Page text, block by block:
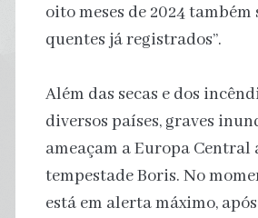
oito meses de 2024 também
quentes já registrados”.
Além das secas e dos
diversos países, graves
ameaçam a Europa Central
tempestade Boris. No
está em alerta máximo,